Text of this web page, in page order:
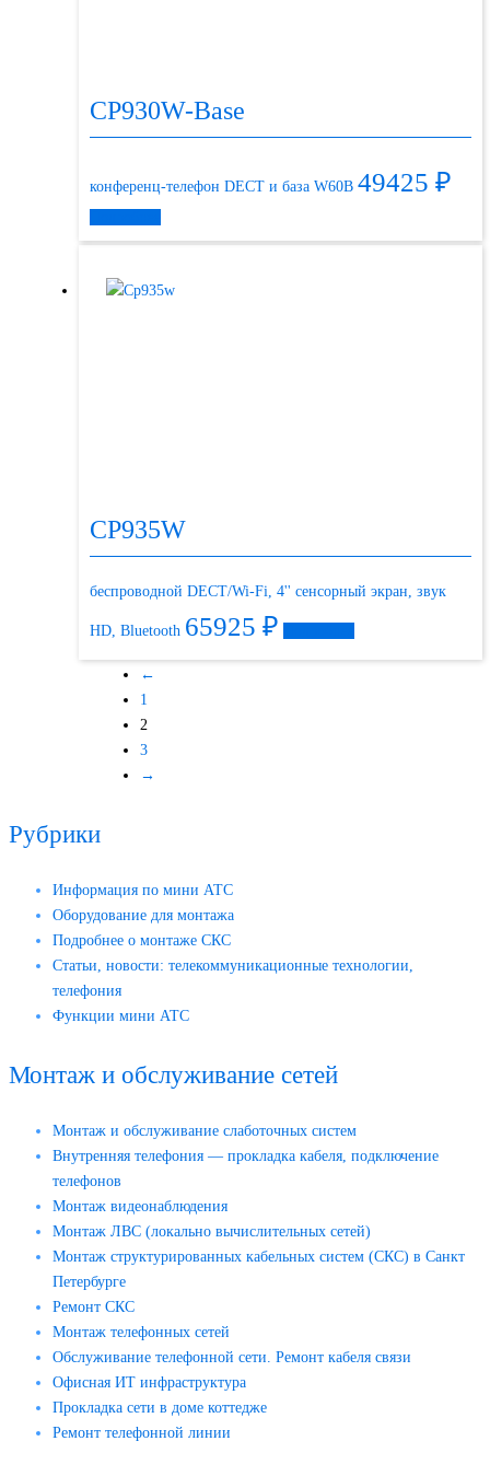
CP930W-Base
конференц-телефон DECT и база W60B 49425 ₽
CP935W
беспроводной DECT/Wi-Fi, 4'' сенсорный экран, звук
HD, Bluetooth 65925 ₽
←
1
2
3
→
Рубрики
Информация по мини АТС
Оборудование для монтажа
Подробнее о монтаже СКС
Статьи, новости: телекоммуникационные технологии,
телефония
Функции мини АТС
Монтаж и обслуживание сетей
Монтаж и обслуживание слаботочных систем
Внутренняя телефония — прокладка кабеля, подключение
телефонов
Монтаж видеонаблюдения
Монтаж ЛВС (локально вычислительных сетей)
Монтаж структурированных кабельных систем (СКС) в Санкт
Петербурге
Ремонт СКС
Монтаж телефонных сетей
Обслуживание телефонной сети. Ремонт кабеля связи
Офисная ИТ инфраструктура
Прокладка сети в доме коттедже
Ремонт телефонной линии